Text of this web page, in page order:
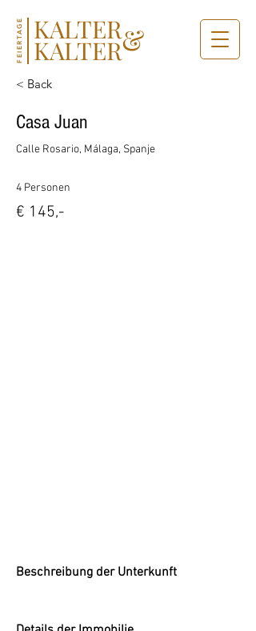
KALTER
KALTER
FEIERTAGE &
< Back
Casa Juan
Calle Rosario, Málaga, Spanje
4 Personen
€ 145,-
Beschreibung der Unterkunft